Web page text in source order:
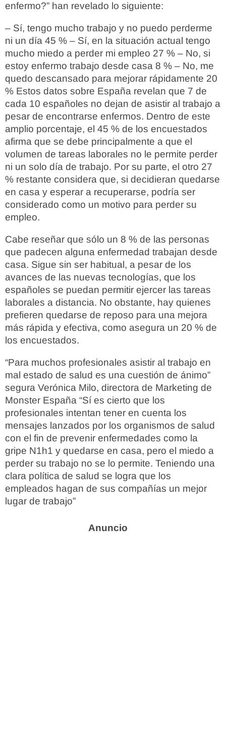
enfermo?” han revelado lo siguiente:
– Sí, tengo mucho trabajo y no puedo perderme
ni un día 45 % – Sí, en la situación actual tengo
mucho miedo a perder mi empleo 27 % – No, si
estoy enfermo trabajo desde casa 8 % – No, me
quedo descansado para mejorar rápidamente 20
% Estos datos sobre España revelan que 7 de
cada 10 españoles no dejan de asistir al trabajo a
pesar de encontrarse enfermos. Dentro de este
amplio porcentaje, el 45 % de los encuestados
afirma que se debe principalmente a que el
volumen de tareas laborales no le permite perder
ni un solo día de trabajo. Por su parte, el otro 27
% restante considera que, si decidieran quedarse
en casa y esperar a recuperarse, podría ser
considerado como un motivo para perder su
empleo.
Cabe reseñar que sólo un 8 % de las personas
que padecen alguna enfermedad trabajan desde
casa. Sigue sin ser habitual, a pesar de los
avances de las nuevas tecnologías, que los
españoles se puedan permitir ejercer las tareas
laborales a distancia. No obstante, hay quienes
prefieren quedarse de reposo para una mejora
más rápida y efectiva, como asegura un 20 % de
los encuestados.
“Para muchos profesionales asistir al trabajo en
mal estado de salud es una cuestión de ánimo”
segura Verónica Milo, directora de Marketing de
Monster España “Sí es cierto que los
profesionales intentan tener en cuenta los
mensajes lanzados por los organismos de salud
con el fin de prevenir enfermedades como la
gripe N1h1 y quedarse en casa, pero el miedo a
perder su trabajo no se lo permite. Teniendo una
clara política de salud se logra que los
empleados hagan de sus compañías un mejor
lugar de trabajo”